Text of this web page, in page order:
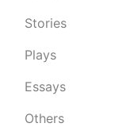
Stories
Plays
Essays
Others